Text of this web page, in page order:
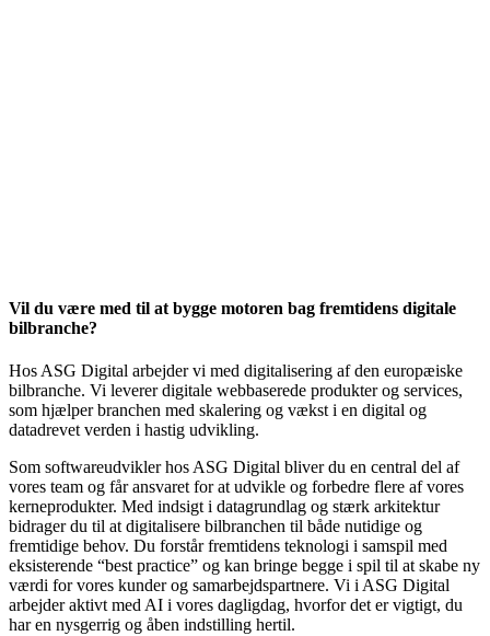
Vil du være med til at bygge motoren bag fremtidens digitale
bilbranche?
Hos ASG Digital arbejder vi med digitalisering af den europæiske
bilbranche. Vi leverer digitale webbaserede produkter og services,
som hjælper branchen med skalering og vækst i en digital og
datadrevet verden i hastig udvikling.
Som softwareudvikler hos ASG Digital bliver du en central del af
vores team og får ansvaret for at udvikle og forbedre flere af vores
kerneprodukter. Med indsigt i datagrundlag og stærk arkitektur
bidrager du til at digitalisere bilbranchen til både nutidige og
fremtidige behov. Du forstår fremtidens teknologi i samspil med
eksisterende “best practice” og kan bringe begge i spil til at skabe ny
værdi for vores kunder og samarbejdspartnere. Vi i ASG Digital
arbejder aktivt med AI i vores dagligdag, hvorfor det er vigtigt, du
har en nysgerrig og åben indstilling hertil.